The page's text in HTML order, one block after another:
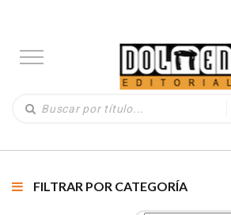
FILTRAR POR CATEGORÍA